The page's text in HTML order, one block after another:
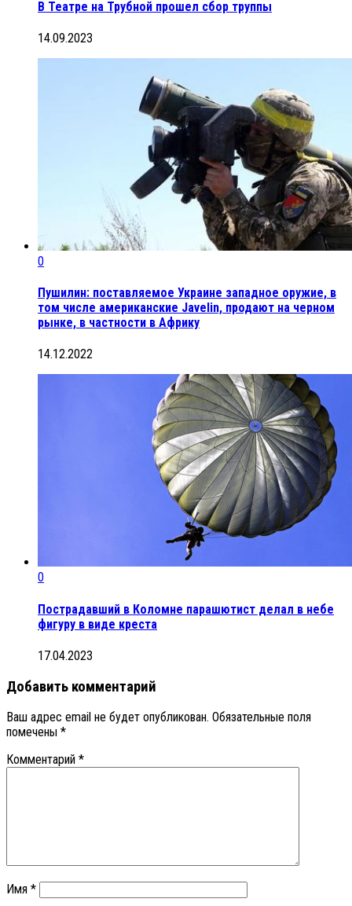
В Театре на Трубной прошел сбор труппы
14.09.2023
0
Пушилин: поставляемое Украине западное оружие, в
том числе американские Javelin, продают на черном
рынке, в частности в Африку
14.12.2022
0
Пострадавший в Коломне парашютист делал в небе
фигуру в виде креста
17.04.2023
Добавить комментарий
Ваш адрес email не будет опубликован. Обязательные поля
помечены *
Комментарий *
Имя *